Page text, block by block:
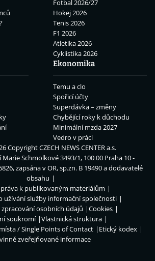
Fotbal 2026/27
Hokej 2026
Tenis 2026
F1 2026
Atletika 2026
Cyklistika 2026
Ekonomika
Temu a clo
Spořicí účty
Superdávka – změny
Chybějící roky k důchodu
Minimální mzda 2027
Vedro v práci
CopyrightCZECH NEWS CENTER a.s.
Schmolkové 3493/1, 100 00 Praha 10 -
zapsána v OR, sp.zn. B 19490 a dodavatelé
obsahu
k publikovaným materiálům
užívání služby informační společnosti
osobních údajů
Cookies
soukromí
Vlastnická struktura
/ Single Points of Contact
Etický kodex
zveřejňované informace